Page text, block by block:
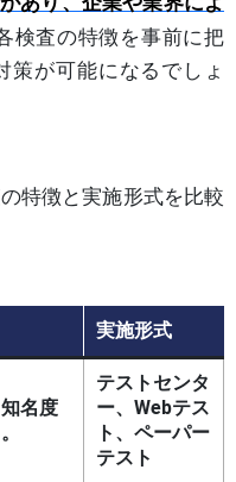
検査の特徴を事前に把
策が可能になるでしょ
特徴と実施形式を比較
実施形式
名度
テストセンタ
ー、Webテス
ト、ペーパー
テスト